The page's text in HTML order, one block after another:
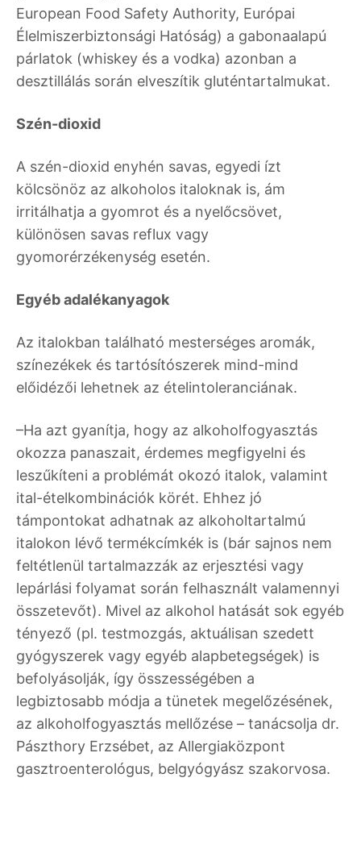
European Food Safety Authority, Európai
Élelmiszerbiztonsági Hatóság) a gabonaalapú
párlatok (whiskey és a vodka) azonban a
desztillálás során elveszítik gluténtartalmukat.
Szén-dioxid
A szén-dioxid enyhén savas, egyedi ízt
kölcsönöz az alkoholos italoknak is, ám
irritálhatja a gyomrot és a nyelőcsövet,
különösen savas reflux vagy
gyomorérzékenység esetén.
Egyéb adalékanyagok
Az italokban található mesterséges aromák,
színezékek és tartósítószerek mind-mind
előidézői lehetnek az ételintoleranciának.
–Ha azt gyanítja, hogy az alkoholfogyasztás
okozza panaszait, érdemes megfigyelni és
leszűkíteni a problémát okozó italok, valamint
ital-ételkombinációk körét. Ehhez jó
támpontokat adhatnak az alkoholtartalmú
italokon lévő termékcímkék is (bár sajnos nem
feltétlenül tartalmazzák az erjesztési vagy
lepárlási folyamat során felhasznált valamennyi
összetevőt). Mivel az alkohol hatását sok egyéb
tényező (pl. testmozgás, aktuálisan szedett
gyógyszerek vagy egyéb alapbetegségek) is
befolyásolják, így összességében a
legbiztosabb módja a tünetek megelőzésének,
az alkoholfogyasztás mellőzése – tanácsolja dr.
Pászthory Erzsébet, az Allergiaközpont
gasztroenterológus, belgyógyász szakorvosa.